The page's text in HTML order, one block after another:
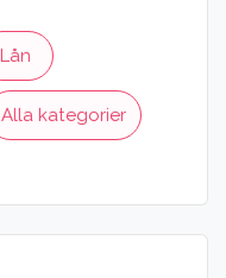
Lån
Alla kategorier